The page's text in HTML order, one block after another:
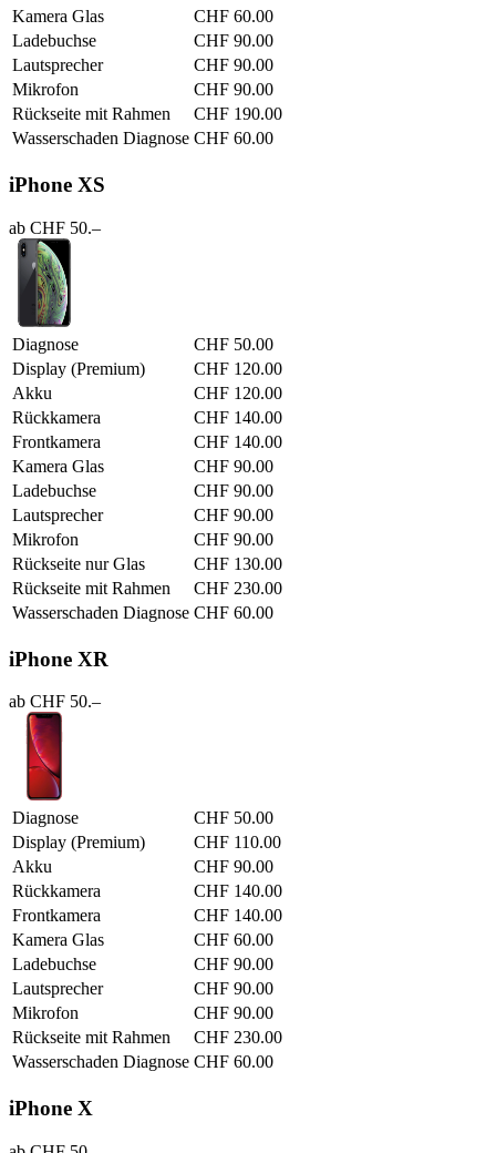
Kamera Glas
CHF 60.00
Ladebuchse
CHF 90.00
Lautsprecher
CHF 90.00
Mikrofon
CHF 90.00
Rückseite mit Rahmen
CHF 190.00
Wasserschaden Diagnose CHF 60.00
iPhone XS
ab CHF 50.–
Diagnose
CHF 50.00
Display (Premium)
CHF 120.00
Akku
CHF 120.00
Rückkamera
CHF 140.00
Frontkamera
CHF 140.00
Kamera Glas
CHF 90.00
Ladebuchse
CHF 90.00
Lautsprecher
CHF 90.00
Mikrofon
CHF 90.00
Rückseite nur Glas
CHF 130.00
Rückseite mit Rahmen
CHF 230.00
Wasserschaden Diagnose CHF 60.00
iPhone XR
ab CHF 50.–
Diagnose
CHF 50.00
Display (Premium)
CHF 110.00
Akku
CHF 90.00
Rückkamera
CHF 140.00
Frontkamera
CHF 140.00
Kamera Glas
CHF 60.00
Ladebuchse
CHF 90.00
Lautsprecher
CHF 90.00
Mikrofon
CHF 90.00
Rückseite mit Rahmen
CHF 230.00
Wasserschaden Diagnose CHF 60.00
iPhone X